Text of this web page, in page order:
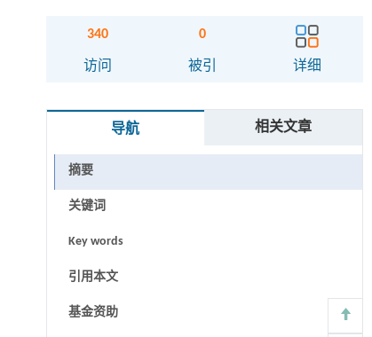
340
访问
0
被引 详细
导航 相关文章
摘要
关键词
Key words
引用本文
基金资助